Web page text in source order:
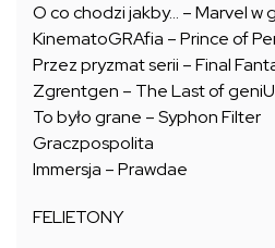
O co chodzi jakby… – Marvel w
KinematoGRAfia – Prince of
Przez pryzmat serii – Final
Zgrentgen – The Last of
To było grane – Syphon Filter
Graczpospolita
Immersja – Prawdae
FELIETONY